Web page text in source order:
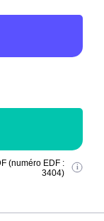
(numéro EDF :
3404)